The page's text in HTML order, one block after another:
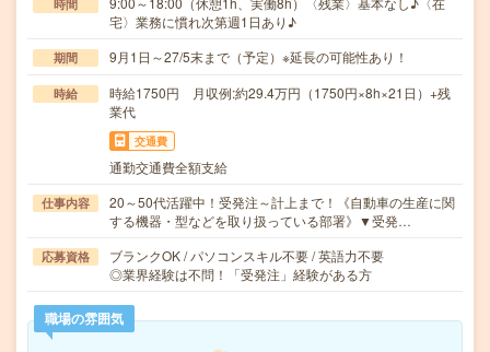
時間
宅〉業務に慣れ次第週1日あり♪
期間 9月1日～27/5末まで（予定）※延長の可能性あり！
時給
時給1750円 月収例:約29.4万円（1750円×8h×21日）+残
業代
交通費
通勤交通費全額支給
仕事内容
20～50代活躍中！受発注～計上まで！《自動車の生産に関
する機器・型などを取り扱っている部署》▼受発…
応募資格
ブランクOK / パソコンスキル不要 / 英語力不要
◎業界経験は不問！「受発注」経験がある方
職場の雰囲気